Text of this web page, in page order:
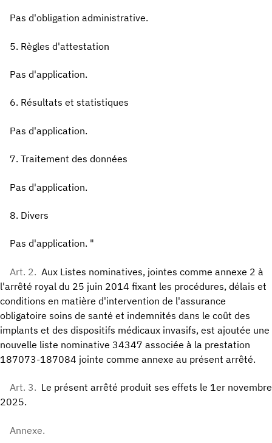
Pas d'obligation administrative.
5. Règles d'attestation
Pas d'application.
6. Résultats et statistiques
Pas d'application.
7. Traitement des données
Pas d'application.
8. Divers
Pas d'application. "
Art. 2. Aux Listes nominatives, jointes comme annexe 2 à
l'arrêté royal du 25 juin 2014 fixant les procédures, délais et
conditions en matière d'intervention de l'assurance
obligatoire soins de santé et indemnités dans le coût des
implants et des dispositifs médicaux invasifs, est ajoutée une
nouvelle liste nominative 34347 associée à la prestation
187073-187084 jointe comme annexe au présent arrêté.
Art. 3. Le présent arrêté produit ses effets le 1er novembre
2025.
Annexe.